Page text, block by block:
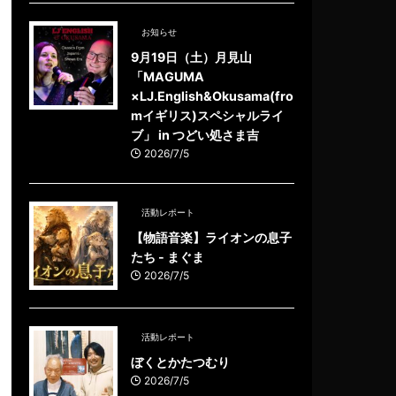
お知らせ
9月19日（土）月見山
「MAGUMA
×LJ.English&Okusama(fro
mイギリス)スペシャルライ
ブ」 in つどい処さま吉
2026/7/5
活動レポート
【物語音楽】ライオンの息子
たち - まぐま
2026/7/5
活動レポート
ぼくとかたつむり
2026/7/5